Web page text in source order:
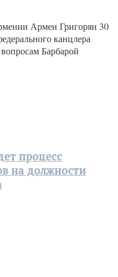
Армен Григорян 30
канцлера
Барбарой
процесс
на должности